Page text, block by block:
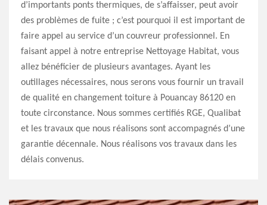
d’importants ponts thermiques, de s’affaisser, peut avoir
des problèmes de fuite ; c’est pourquoi il est important de
faire appel au service d’un couvreur professionnel. En
faisant appel à notre entreprise Nettoyage Habitat, vous
allez bénéficier de plusieurs avantages. Ayant les
outillages nécessaires, nous serons vous fournir un travail
de qualité en changement toiture à Pouancay 86120 en
toute circonstance. Nous sommes certifiés RGE, Qualibat
et les travaux que nous réalisons sont accompagnés d’une
garantie décennale. Nous réalisons vos travaux dans les
délais convenus.